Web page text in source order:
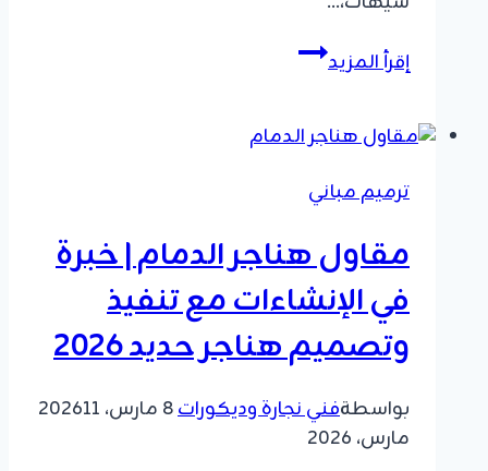
إقرأ المزيدبناء
مستودعات
|
وتشييد
بمواصفات
عالمية
وحلول
بناء
متكاملة
ترميم مباني
مقاول هناجر الدمام | خبرة
في الإنشاءات مع تنفيذ
وتصميم هناجر حديد 2026
بواسطةفني نجارة وديكورات8 مارس، 2026
11
مارس، 2026